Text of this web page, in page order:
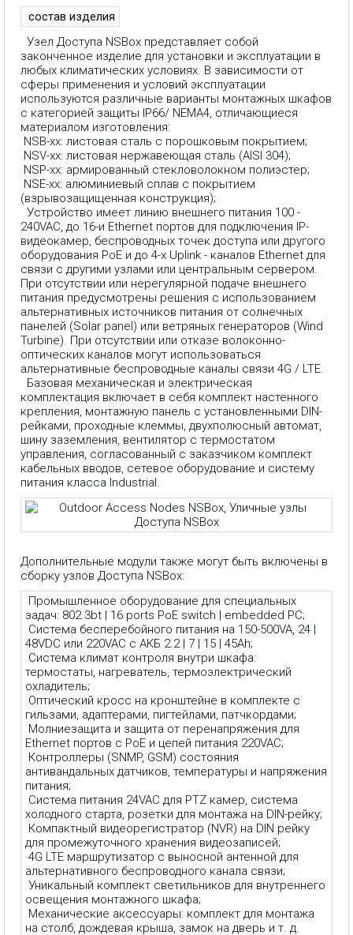
состав изделия
Узел Доступа NSBox представляет собой
законченное изделие для установки и эксплуатации в
любых климатических условиях. В зависимости от
сферы применения и условий эксплуатации
используются различные варианты монтажных шкафов
с категорией защиты IP66/ NEMA4, отличающиеся
материалом изготовления:
NSB-xx: листовая сталь с порошковым покрытием;
NSV-xx: листовая нержавеющая сталь (AISI 304);
NSP-xx: армированный стекловолокном полиэстер;
NSE-xx: алюминиевый сплав с покрытием
(взрывозащищенная конструкция);
Устройство имеет линию внешнего питания 100 -
240VAC, до 16-и Ethernet портов для подключения IP-
видеокамер, беспроводных точек доступа или другого
оборудования PoE и до 4-х Uplink - каналов Ethernet для
связи с другими узлами или центральным сервером.
При отсутствии или нерегулярной подаче внешнего
питания предусмотрены решения с использованием
альтернативных источников питания от солнечных
панелей (Solar panel) или ветряных генераторов (Wind
Turbine). При отсутствии или отказе волоконно-
оптических каналов могут использоваться
альтернативные беспроводные каналы связи 4G / LTE.
Базовая механическая и электрическая
комплектация включает в себя комплект настенного
крепления, монтажную панель с установленными DIN-
рейками, проходные клеммы, двухполюсный автомат,
шину заземления, вентилятор с термостатом
управления, согласованный с заказчиком комплект
кабельных вводов, сетевое оборудование и систему
питания класса Industrial.
Дополнительные модули также могут быть включены в
сборку узлов Доступа NSBox:
Промышленное оборудование для специальных
задач: 802.3bt | 16 ports PoE switch | embedded PC;
Система бесперебойного питания на 150-500VA, 24 |
48VDC или 220VAC с АКБ 2.2 | 7 | 15 | 45Ah;
Система климат контроля внутри шкафа:
термостаты, нагреватель, термоэлектрический
охладитель;
Оптический кросс на кронштейне в комплекте с
гильзами, адаптерами, пигтейлами, патчкордами;
Молниезащита и защита от перенапряжения для
Ethernet портов с PoE и цепей питания 220VAC;
Контроллеры (SNMP, GSM) состояния
антивандальных датчиков, температуры и напряжения
питания;
Система питания 24VAC для PTZ камер, система
холодного старта, розетки для монтажа на DIN-рейку;
Компактный видеорегистратор (NVR) на DIN рейку
для промежуточного хранения видеозаписей;
4G LTE маршрутизатор с выносной антенной для
альтернативного беспроводного канала связи;
Уникальный комплект светильников для внутреннего
освещения монтажного шкафа;
Механические аксессуары: комплект для монтажа
на столб, дождевая крыша, замок на дверь и т. д.